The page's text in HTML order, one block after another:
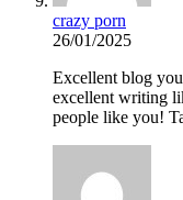
crazy porn
26/01/2025
Excellent blog
excellent writing
people like you!